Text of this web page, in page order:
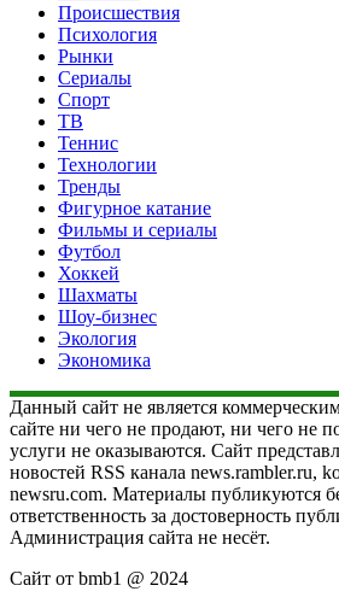
Происшествия
Психология
Рынки
Сериалы
Спорт
ТВ
Теннис
Технологии
Тренды
Фигурное катание
Фильмы и сериалы
Футбол
Хоккей
Шахматы
Шоу-бизнес
Экология
Экономика
Данный сайт не является
сайте ни чего не продают, ни чего не
услуги не оказываются. Сайт
новостей RSS канала news.rambler.ru,
newsru.com. Материалы публикуются
ответственность за достоверность
Администрация сайта не несёт.
Сайт от bmb1 @ 2024